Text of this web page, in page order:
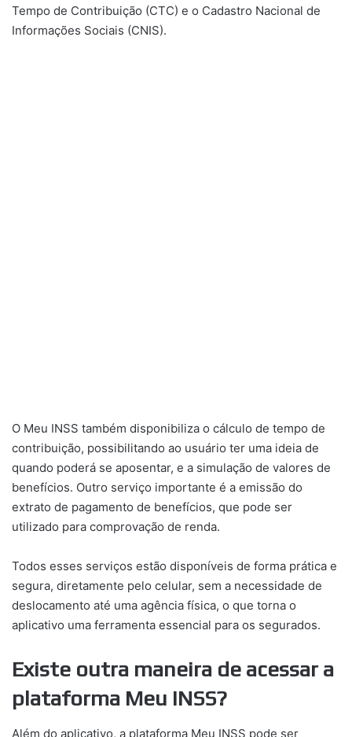
Tempo de Contribuição (CTC) e o Cadastro Nacional de
Informações Sociais (CNIS).
O Meu INSS também disponibiliza o cálculo de tempo de
contribuição, possibilitando ao usuário ter uma ideia de
quando poderá se aposentar, e a simulação de valores de
benefícios. Outro serviço importante é a emissão do
extrato de pagamento de benefícios, que pode ser
utilizado para comprovação de renda.
Todos esses serviços estão disponíveis de forma prática e
segura, diretamente pelo celular, sem a necessidade de
deslocamento até uma agência física, o que torna o
aplicativo uma ferramenta essencial para os segurados.
Existe outra maneira de acessar a
plataforma Meu INSS?
Além do aplicativo, a plataforma Meu INSS pode ser